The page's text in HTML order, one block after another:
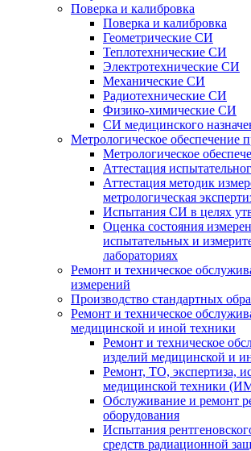
Поверка и калибровка
Поверка и калибровка
Геометрические СИ
Теплотехнические СИ
Электротехнические СИ
Механические СИ
Радиотехнические СИ
Физико-химические СИ
СИ медицинского
Метрологическое обеспечение
Метрологическое
Аттестация
Аттестация методик
метрологическая
Испытания СИ в целях
Оценка состояния
испытательных и
лабораториях
Ремонт и техническое
измерений
Производство стандартных
Ремонт и техническое
медицинской и иной техники
Ремонт и техническое
изделий медицинской и
Ремонт, ТО, экспертиза,
медицинской техники
Обслуживание и ремонт
оборудования
Испытания
средств радиационной